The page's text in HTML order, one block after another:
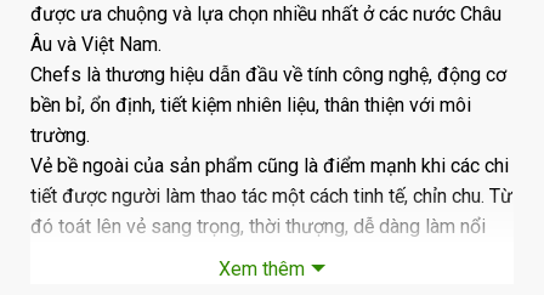
được ưa chuộng và lựa chọn nhiều nhất ở các nước Châu
Âu và Việt Nam.
Chefs là thương hiệu dẫn đầu về tính công nghệ, động cơ
bền bỉ, ổn định, tiết kiệm nhiên liệu, thân thiện với môi
trường.
Vẻ bề ngoài của sản phẩm cũng là điểm mạnh khi các chi
tiết được người làm thao tác một cách tinh tế, chỉn chu. Từ
đó toát lên vẻ sang trọng, thời thượng, dễ dàng làm nổi
bật không gian bếp của bạn.
Xem thêm